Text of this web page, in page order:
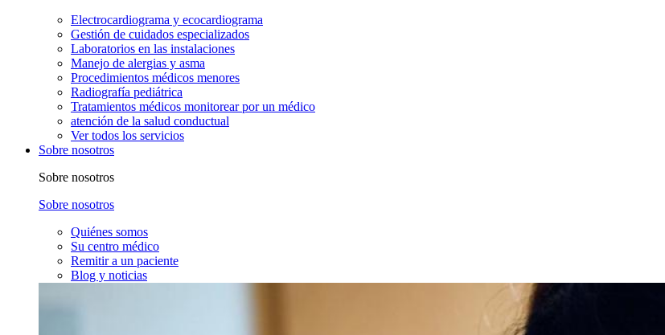
Electrocardiograma y ecocardiograma
Gestión de cuidados especializados
Laboratorios en las instalaciones
Manejo de alergias y asma
Procedimientos médicos menores
Radiografía pediátrica
Tratamientos médicos monitorear por un médico
atención de la salud conductual
Ver todos los servicios
Sobre nosotros
Sobre nosotros
Sobre nosotros
Quiénes somos
Su centro médico
Remitir a un paciente
Blog y noticias